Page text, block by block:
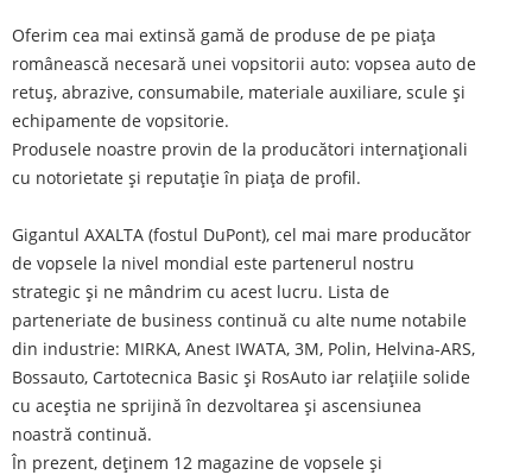
Oferim cea mai extinsă gamă de produse de pe piața
românească necesară unei vopsitorii auto: vopsea auto de
retuș, abrazive, consumabile, materiale auxiliare, scule și
echipamente de vopsitorie.
Produsele noastre provin de la producători internaționali
cu notorietate și reputație în piața de profil.
Gigantul AXALTA (fostul DuPont), cel mai mare producător
de vopsele la nivel mondial este partenerul nostru
strategic și ne mândrim cu acest lucru. Lista de
parteneriate de business continuă cu alte nume notabile
din industrie: MIRKA, Anest IWATA, 3M, Polin, Helvina-ARS,
Bossauto, Cartotecnica Basic și RosAuto iar relațiile solide
cu aceștia ne sprijină în dezvoltarea și ascensiunea
noastră continuă.
În prezent, deținem 12 magazine de vopsele și